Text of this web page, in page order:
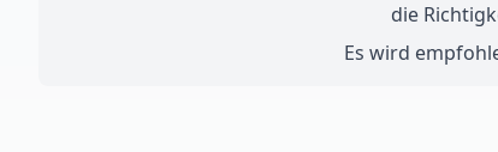
die
Es wird